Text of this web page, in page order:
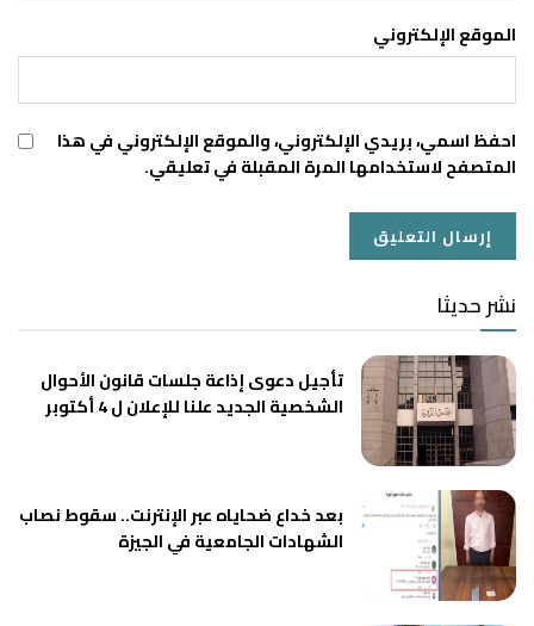
الموقع الإلكتروني
احفظ اسمي، بريدي الإلكتروني، والموقع الإلكتروني في هذا
المتصفح لاستخدامها المرة المقبلة في تعليقي.
نشر حديثا
تأجيل دعوى إذاعة جلسات قانون الأحوال
الشخصية الجديد علنا للإعلان ل 4 أكتوبر
بعد خداع ضحاياه عبر الإنترنت.. سقوط نصاب
الشهادات الجامعية في الجيزة